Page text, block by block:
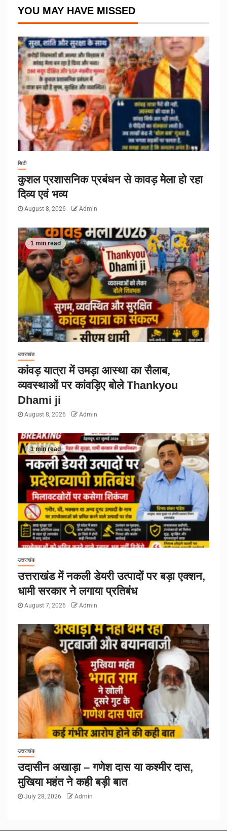
YOU MAY HAVE MISSED
सिटी
कुशल प्रशासनिक प्रबंधन से कावड़ मेला हो रहा
दिव्य एवं भव्य
August 8, 2026 Admin
1 min read
उत्तराखंड
कांवड़ यात्रा में उमड़ा आस्था का सैलाब,
व्यवस्थाओं पर कांवड़िए बोले Thankyou
Dhami ji
August 8, 2026 Admin
1 min read
उत्तराखंड
उत्तराखंड में नकली डेयरी उत्पादों पर बड़ा एक्शन,
धामी सरकार ने लगाया प्रतिबंध
August 7, 2026 Admin
उत्तराखंड
उदासीन अखाड़ा – गणेश दास या कश्मीर दास,
मुखिया महंत ने कही बड़ी बात
July 28, 2026 Admin